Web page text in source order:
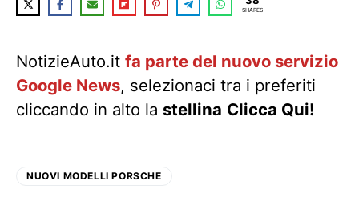
SHARES
NotizieAuto.it fa parte del nuovo servizio
Google News, selezionaci tra i preferiti
cliccando in alto la stellina Clicca Qui!
NUOVI MODELLI PORSCHE